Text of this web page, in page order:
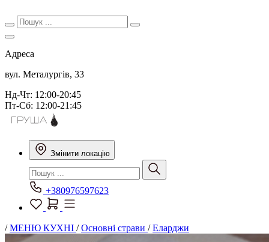
Адреса
вул. Металургів, 33
Нд-Чт: 12:00-20:45
Пт-Сб: 12:00-21:45
Змінити локацію
+380976597623
/МЕНЮ КУХНІ /Основні страви /Еларджи